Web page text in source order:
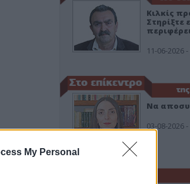
My Personal
Κιλκίς
Στηρίξτε
11-06-2026
Να
03-08-2026